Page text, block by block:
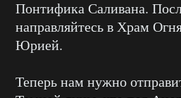
Понтифика Саливана.
направляйтесь в Храм
Юрией.
Теперь нам нужно